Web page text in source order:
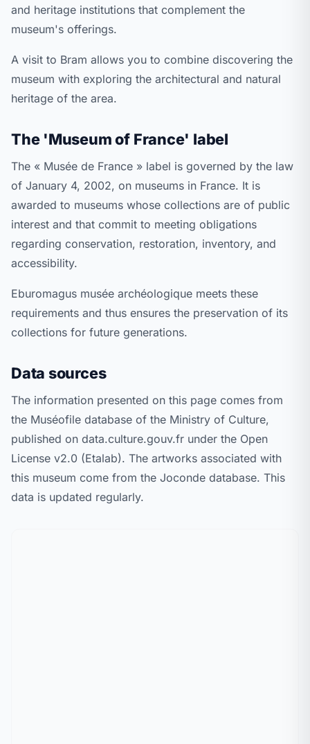
and heritage institutions that complement the
museum's offerings.
A visit to Bram allows you to combine discovering the
museum with exploring the architectural and natural
heritage of the area.
The 'Museum of France' label
The « Musée de France » label is governed by the law
of January 4, 2002, on museums in France. It is
awarded to museums whose collections are of public
interest and that commit to meeting obligations
regarding conservation, restoration, inventory, and
accessibility.
Eburomagus musée archéologique meets these
requirements and thus ensures the preservation of its
collections for future generations.
Data sources
The information presented on this page comes from
the Muséofile database of the Ministry of Culture,
published on data.culture.gouv.fr under the Open
License v2.0 (Etalab). The artworks associated with
this museum come from the Joconde database. This
data is updated regularly.